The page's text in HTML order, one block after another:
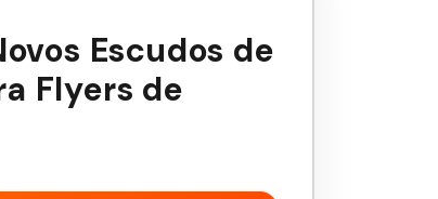
Escudos de
Flyers de